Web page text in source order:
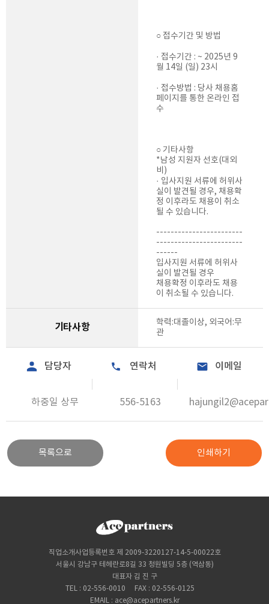
○ 접수기간 및 방법
· 접수기간 : ~ 2025년 9
월 14일 (일) 23시
· 접수방법 : 당사 채용홈
페이지를 통한 온라인 접
수
○ 기타사항
*남성 지원자 선호(대외
비)
· 입사지원 서류에 허위사
실이 발견될 경우, 채용확
정 이후라도 채용이 취소
될 수 있습니다.
------------------------
------------------------
------
입사지원 서류에 허위사
실이 발견될 경우
채용확정 이후라도 채용
이 취소될 수 있습니다.
기타사항
학력:대졸이상, 외국어:무
관
담당자
하중일 상무
연락처
556-5163
이메일
목록으로 인쇄하기
직업소개사업등록번호 제 2009-3220127-14-5-00022호
서울시 강남구 테헤란로8길 33 청원빌딩 5층 (역삼동)
대표자 김 진 구
TEL : 02-556-0010
FAX : 02-556-0125
EMAIL : ace@acepartners.kr